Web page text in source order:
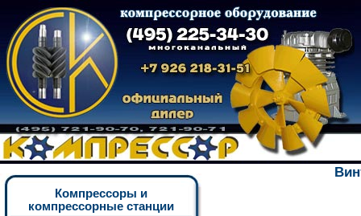
Компрессоры и
компрессорные станции